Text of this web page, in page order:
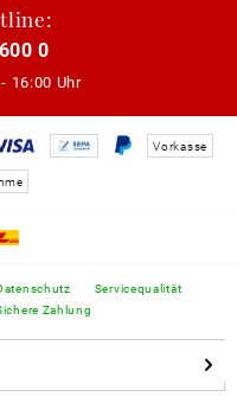
0
16:00 Uhr
Vorkasse
Zahlung
Servicequalität